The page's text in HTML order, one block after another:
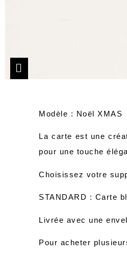
Modèle : Noël XMAS
La carte est une
pour une touche
Choisissez votre
STANDARD : Carte
Livrée avec une
Pour acheter